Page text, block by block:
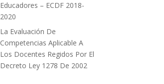
Educadores – ECDF 2018-
2020
La Evaluación De
Competencias Aplicable A
Los Docentes Regidos Por El
Decreto Ley 1278 De 2002